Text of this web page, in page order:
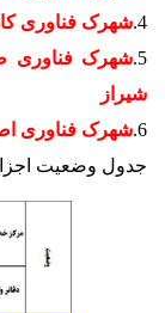
4. شهرک فناوری
5. شهرک فناوری
شیراز
6. شهرک فناوری
جدول وضعیت